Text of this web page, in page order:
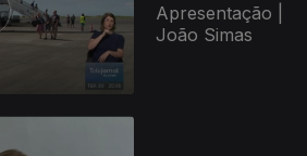
Apresentação |
João Simas